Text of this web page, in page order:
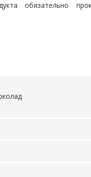
обязательно